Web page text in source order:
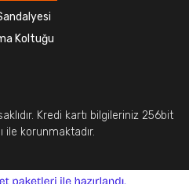
Koltuğu
Kredi kartı bilgileriniz 256bit
ile korunmaktadır.
e-